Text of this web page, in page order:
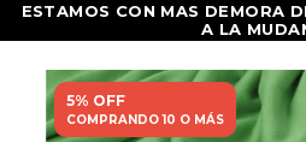
5% OFF
COMPRANDO 10 O MÁS